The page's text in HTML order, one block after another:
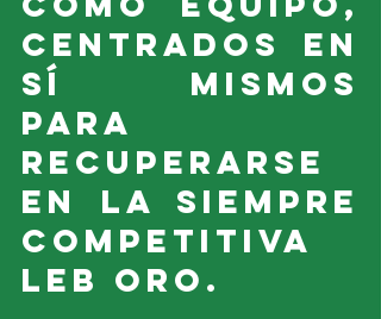
centrados en
sí mismos
para
recuperarse
en la siempre
competitiva
LEB Oro.